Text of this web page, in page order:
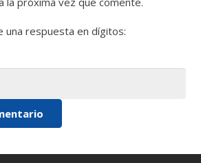
una respuesta en dígitos: